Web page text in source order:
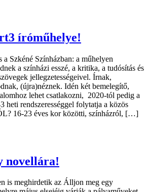
íróműhelye!
a Szkéné Színházban: a műhelyen
a színházi esszé, a kritika, a tudósítás és
jellegzetességeivel. Írnak,
(újra)néznek. Idén két bemelegítő,
lehet csatlakozni, 2020-tól pedig a
heti rendszerességgel folytatja a közös
16-23 éves kor közötti, színházról, […]
novellára!
is meghirdetik az Álljon meg egy